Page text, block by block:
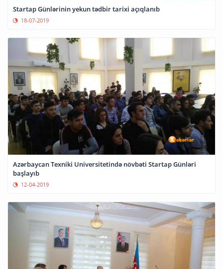
Startap Günlərinin yekun tədbir tarixi açıqlanıb
18-07-2019
Azərbaycan Texniki Universitetində növbəti Startap Günləri
başlayıb
12-04-2019